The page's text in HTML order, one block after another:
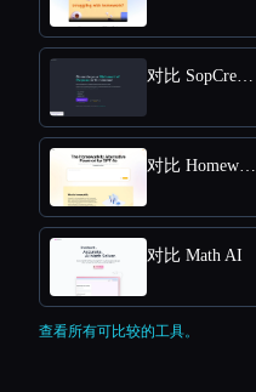
对比 SopCreator
对比 Homeworkify.im : Master Homework with GPT-4o
对比 Math AI
查看所有可比较的工具。